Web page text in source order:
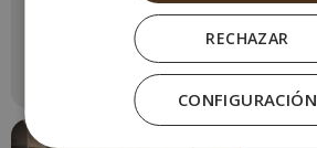
Max. 2 personas
2 camas individuales
Ver más
RECHAZAR
CONFIGURACIÓN